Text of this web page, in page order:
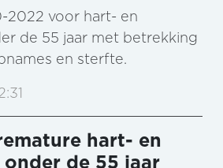
2022 voor hart- en
de 55 jaar met betrekking
en sterfte.
hart- en
de 55 jaar